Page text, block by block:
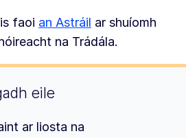
faoi an Astráil ar shuíomh
na Trádála.
eile
ar liosta na